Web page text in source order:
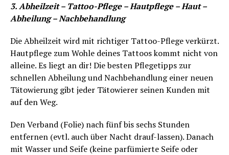
3. Abheilzeit – Tattoo-Pflege – Hautpflege – Haut –
Abheilung – Nachbehandlung
Die Abheilzeit wird mit richtiger Tattoo-Pflege verkürzt.
Hautpflege zum Wohle deines Tattoos kommt nicht von
alleine. Es liegt an dir! Die besten Pflegetipps zur
schnellen Abheilung und Nachbehandlung einer neuen
Tätowierung gibt jeder Tätowierer seinen Kunden mit
auf den Weg.
Den Verband (Folie) nach fünf bis sechs Stunden
entfernen (evtl. auch über Nacht drauf-lassen). Danach
mit Wasser und Seife (keine parfümierte Seife oder